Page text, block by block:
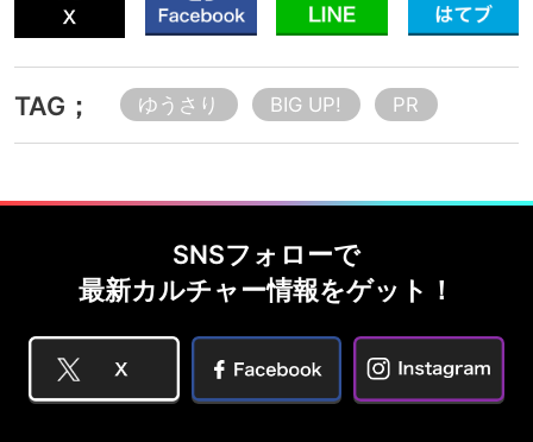
TAG； ゆうさり BIG UP! PR
SNSフォローで
最新カルチャー情報をゲット！